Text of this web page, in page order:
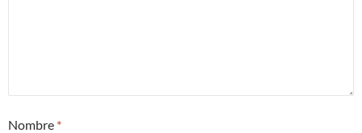
Nombre *